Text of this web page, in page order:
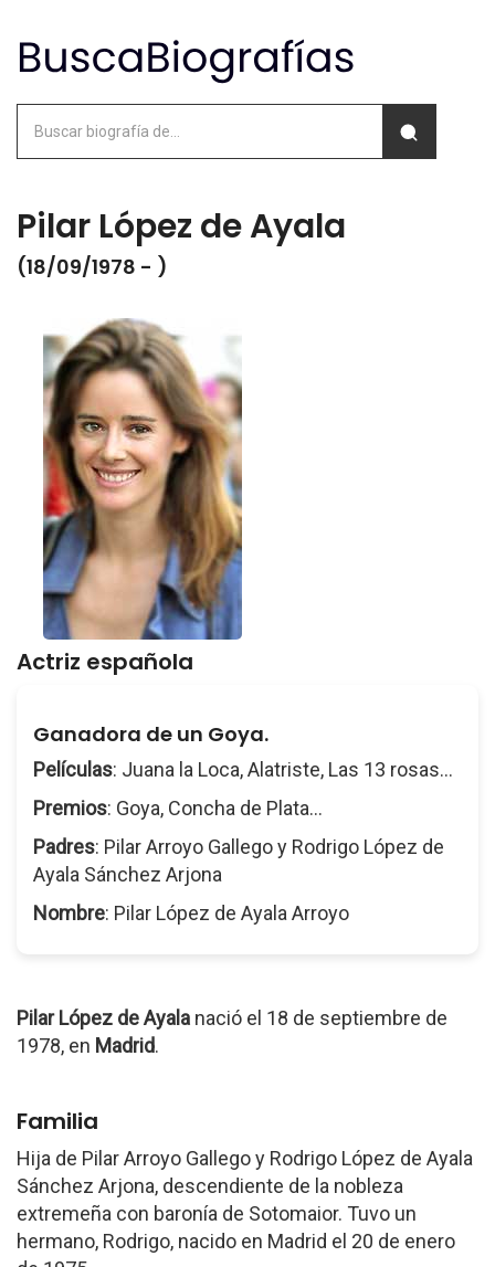
Pilar López de Ayala
(18/09/1978 - )
Actriz española
Ganadora de un Goya.
Películas: Juana la Loca, Alatriste, Las 13 rosas...
Premios: Goya, Concha de Plata...
Padres: Pilar Arroyo Gallego y Rodrigo López de
Ayala Sánchez Arjona
Nombre: Pilar López de Ayala Arroyo
Pilar López de Ayala nació el 18 de septiembre de
1978, en Madrid.
Familia
Hija de Pilar Arroyo Gallego y Rodrigo López de Ayala
Sánchez Arjona, descendiente de la nobleza
extremeña con baronía de Sotomaior. Tuvo un
hermano, Rodrigo, nacido en Madrid el 20 de enero